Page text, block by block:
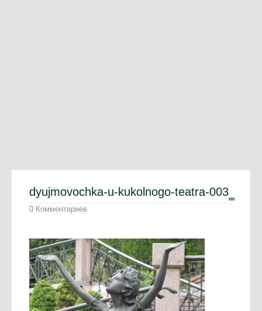
dyujmovochka-u-kukolnogo-teatra-003
0 Комментариев